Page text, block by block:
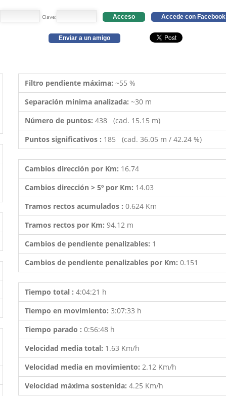
Clave: Acceso Accede con Facebook
Enviar a un amigo
Filtro pendiente máxima: ~55 %
Separación minima analizada: ~30 m
Número de puntos: 438 (cad. 15.15 m)
Puntos significativos : 185 (cad. 36.05 m / 42.24 %)
Cambios dirección por Km: 16.74
Cambios dirección > 5º por Km: 14.03
Tramos rectos acumulados : 0.624 Km
Tramos rectos por Km: 94.12 m
Cambios de pendiente penalizables: 1
Cambios de pendiente penalizables por Km: 0.151
Tiempo total : 4:04:21 h
Tiempo en movimiento: 3:07:33 h
Tiempo parado : 0:56:48 h
Velocidad media total: 1.63 Km/h
Velocidad media en movimiento: 2.12 Km/h
Velocidad máxima sostenida: 4.25 Km/h